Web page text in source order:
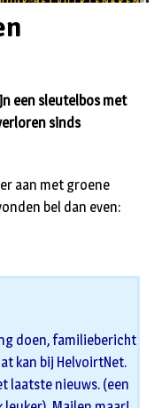
een sleutelbos met
sinds
aan met groene
bel dan even:
doen, familiebericht
kan bij HelvoirtNet.
laatste nieuws. (een